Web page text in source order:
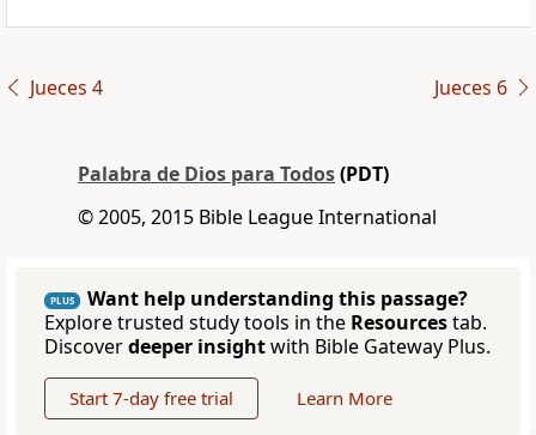
Jueces 4 Jueces 6
Palabra de Dios para Todos(PDT)
© 2005, 2015 Bible League International
PLUS
Want help understanding this passage?
Explore trusted study tools in the Resourcestab.
Discoverdeeper insightwith Bible Gateway Plus.
Start 7-day free trial Learn More